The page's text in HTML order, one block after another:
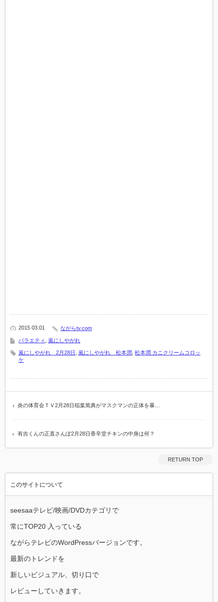
2015 03.01 ながらtv.com
バラエティ 嵐にしやがれ
嵐にしやがれ 2月28日 嵐にしやがれ 松本潤 松本潤 カニクリームコロッ
ケ
炎の体育会ＴＶ2月28日稲葉篤典がマスクマンの正体を暴…
有吉くんの正直さんぽ2月28日香辛堂チキンの中身は何？
RETURN TOP
このサイトについて
seesaaテレビ/映画/DVDカテゴリで
常にTOP20 入っている
ながらテレビのWordPressバージョンです。
最新のトレンドを
新しいビジュアル、切り口で
レビューしていきます。